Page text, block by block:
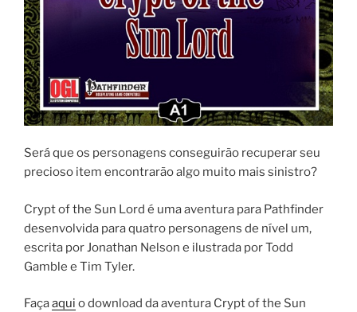
Será que os personagens conseguirão recuperar seu
precioso item encontrarão algo muito mais sinistro?
Crypt of the Sun Lord é uma aventura para Pathfinder
desenvolvida para quatro personagens de nível um,
escrita por Jonathan Nelson e ilustrada por Todd
Gamble e Tim Tyler.
Façaaqui o download da aventura Crypt of the Sun